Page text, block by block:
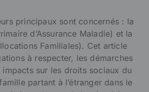
principaux sont concernés : la
d’Assurance Maladie) et la
Familiales). Cet article
à respecter, les démarches
impacts sur les droits sociaux du
partant à l’étranger dans le